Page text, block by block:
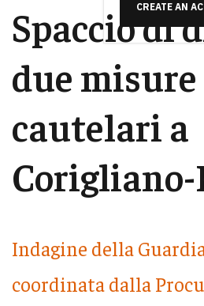
CREATE AN
Spaccio di
due misure
cautelari a
Corigliano-
Indagine della
coordinata dalla